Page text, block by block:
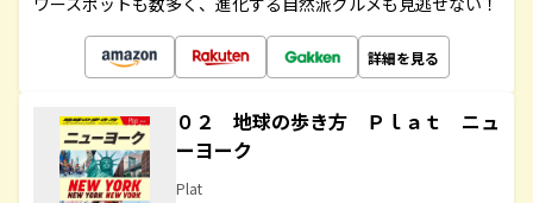
詳細を見る
０２ 地球の歩き方 Ｐｌａｔ ニュ
ーヨーク
Plat